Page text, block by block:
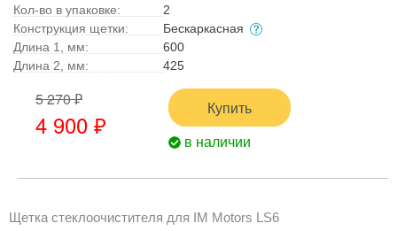
Кол-во в упаковке:
2
Конструкция щетки:
Бескаркасная
Длина 1, мм:
600
Длина 2, мм:
425
5 270 ₽
4 900 ₽
Купить
в наличии
Щетка стеклоочистителя для IM Motors LS6